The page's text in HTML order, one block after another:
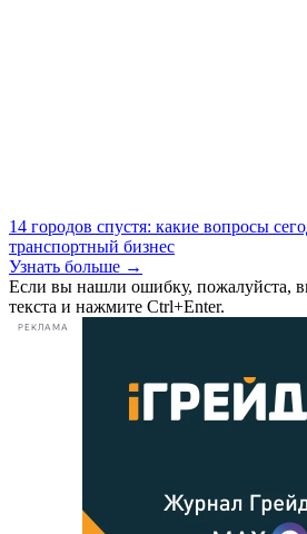
14 городов спустя: какие вопросы
транспортный бизнес
Узнать больше →
Если вы нашли ошибку, пожалуйста,
текста и нажмите Ctrl+Enter.
РЕКЛАМА